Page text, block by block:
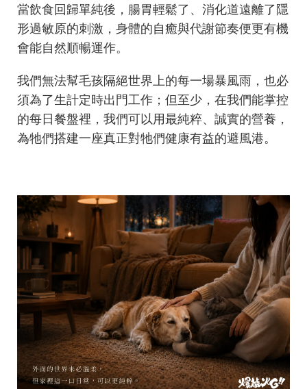
當飲食回歸單純後，腸胃輕鬆了、消化道遠離了隱
形過敏原的刺激，身體的自癒與代謝節奏便更有機
會能自然順暢運作。
我們無法幫毛孩隔絕世界上的每一場暴風雨，也必
須為了生計定時出門工作；但至少，在我們能掌控
的每日餐盤裡，我們可以用最純粹、誠實的營養，
為牠們搭建一座真正對牠們健康有益的避風港。